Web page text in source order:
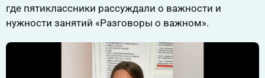
где пятиклассники рассуждали о важности и
нужности занятий «Разговоры о важном».